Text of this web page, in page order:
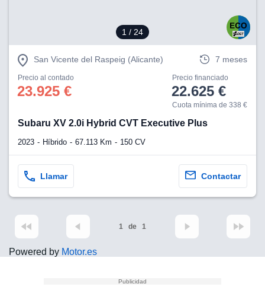
1 / 24
San Vicente del Raspeig (Alicante) 7 meses
Precio al contado
23.925 €
Precio financiado
22.625 €
Cuota mínima de 338 €
Subaru XV 2.0i Hybrid CVT Executive Plus
2023 Híbrido 67.113 Km 150 CV
Llamar Contactar
1 de 1
Powered by Motor.es